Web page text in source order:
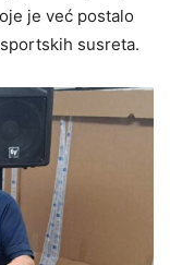
je već postalo
susreta.